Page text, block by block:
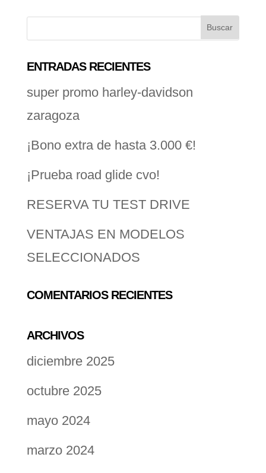
ENTRADAS RECIENTES
super promo harley-davidson
zaragoza
¡Bono extra de hasta 3.000 €!
¡Prueba road glide cvo!
RESERVA TU TEST DRIVE
VENTAJAS EN MODELOS
SELECCIONADOS
COMENTARIOS RECIENTES
ARCHIVOS
diciembre 2025
octubre 2025
mayo 2024
marzo 2024